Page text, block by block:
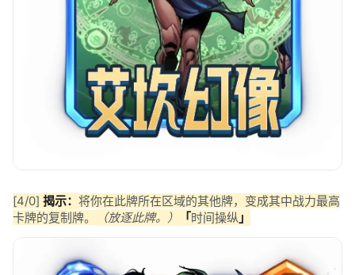
[4/0] 揭示： 将你在此牌所在区域的其他牌，变成其中战力最高
卡牌的复制牌。
（放逐此牌。） 「 时间操纵」